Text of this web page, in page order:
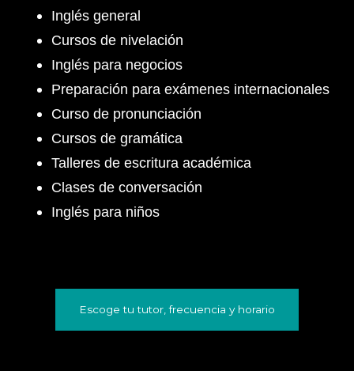
Inglés general
Cursos de nivelación
Inglés para negocios
Preparación para exámenes internacionales
Curso de pronunciación
Cursos de gramática
Talleres de escritura académica
Clases de conversación
Inglés para niños
Escoge tu tutor, frecuencia y horario